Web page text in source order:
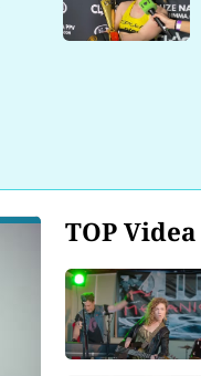
TOP Videa